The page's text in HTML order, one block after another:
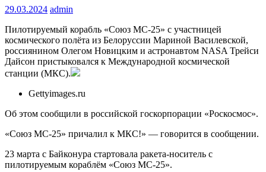
29.03.2024 admin
Пилотируемый корабль «Союз МС-25» с участницей
космического полёта из Белоруссии Мариной Василевской,
россиянином Олегом Новицким и астронавтом NASA Трейси
Дайсон пристыковался к Международной космической
станции (МКС).
Gettyimages.ru
Об этом сообщили в российской госкорпорации «Роскосмос».
«Союз МС-25» причалил к МКС!» — говорится в сообщении.
23 марта с Байконура стартовала ракета-носитель с
пилотируемым кораблём «Союз МС-25».